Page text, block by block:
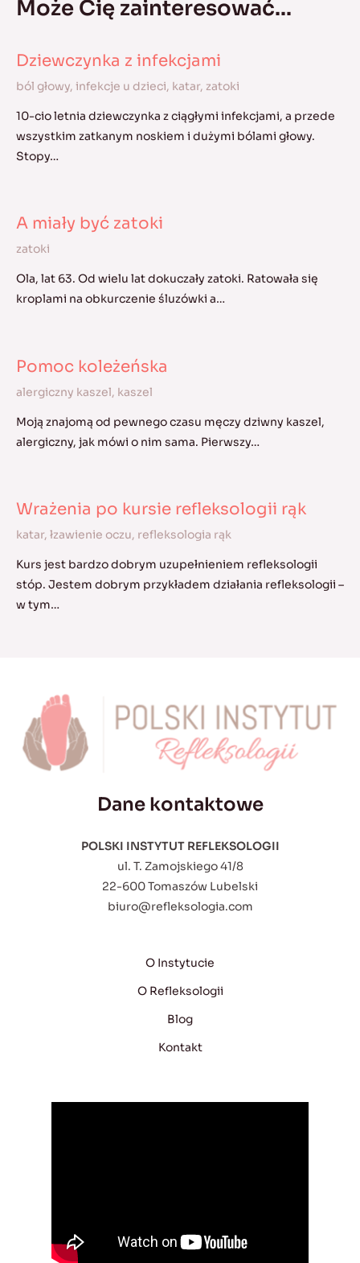
Może Cię zainteresować...
Dziewczynka z infekcjami
ból głowy, infekcje u dzieci, katar, zatoki
10-cio letnia dziewczynka z ciągłymi infekcjami, a przede
wszystkim zatkanym noskiem i dużymi bólami głowy.
Stopy…
A miały być zatoki
zatoki
Ola, lat 63. Od wielu lat dokuczały zatoki. Ratowała się
kroplami na obkurczenie śluzówki a…
Pomoc koleżeńska
alergiczny kaszel, kaszel
Moją znajomą od pewnego czasu męczy dziwny kaszel,
alergiczny, jak mówi o nim sama. Pierwszy…
Wrażenia po kursie refleksologii rąk
katar, łzawienie oczu, refleksologia rąk
Kurs jest bardzo dobrym uzupełnieniem refleksologii
stóp. Jestem dobrym przykładem działania refleksologii –
w tym…
Dane kontaktowe
POLSKI INSTYTUT REFLEKSOLOGII
ul. T. Zamojskiego 41/8
22-600 Tomaszów Lubelski
biuro@refleksologia.com
O Instytucie
O Refleksologii
Blog
Kontakt